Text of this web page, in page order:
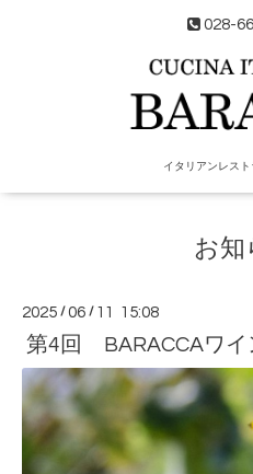
028-
イタリアンレス
お知
2025 /06 / 11 15:08
第4回 BARACCAワイ